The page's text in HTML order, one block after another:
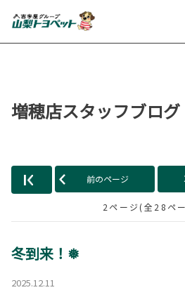
増穂店スタッフブログ
前のページ
2ページ(全28ペ
冬到来！❅
2025.12.11